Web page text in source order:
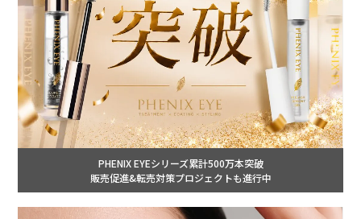
PHENIX EYEシリーズ累計500万本突破
販売促進&転売対策プロジェクトも進行中